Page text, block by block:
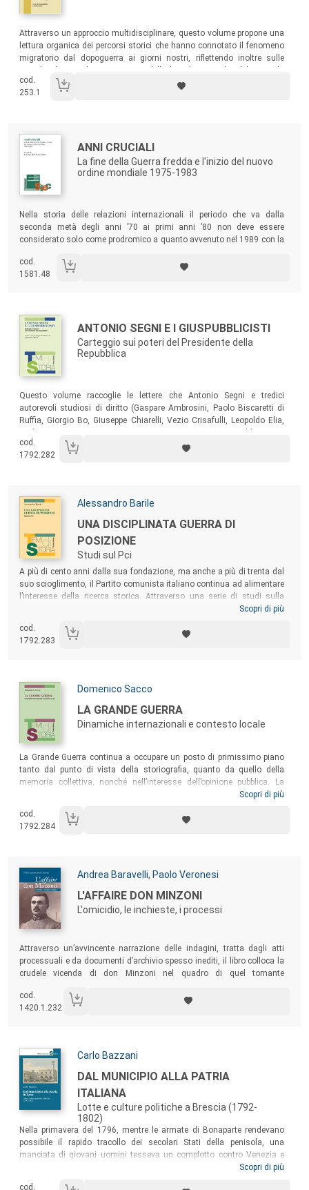
Attraverso un approccio multidisciplinare, questo volume propone una
lettura organica dei percorsi storici che hanno connotato il fenomeno
migratorio dal dopoguerra ai giorni nostri, riflettendo inoltre sulle
precarietà del presente e le incertezze del futuro.
cod.
253.1
Autori:
Titolo:
ANNI CRUCIALI
La fine della Guerra fredda e l'inizio del nuovo
ordine mondiale 1975-1983
Nella storia delle relazioni internazionali il periodo che va dalla
seconda metà degli anni ’70 ai primi anni ’80 non deve essere
considerato solo come prodromico a quanto avvenuto nel 1989 con la
saggi, autorevoli studiosi sono stati chiamati a esaminare, nei
rispettivi campi d’analisi, quanto accaduto in quel decennio, inserendo
cod.
1581.48
Autori:
Titolo:
ANTONIO SEGNI E I GIUSPUBBLICISTI
Carteggio sui poteri del Presidente della
Repubblica
Questo volume raccoglie le lettere che Antonio Segni e tredici
autorevoli studiosi di diritto (Gaspare Ambrosini, Paolo Biscaretti di
Ruffia, Giorgio Bo, Giuseppe Chiarelli, Vezio Crisafulli, Leopoldo Elia,
Costantino Mortati, Meuccio Ruini e Aldo Sandulli) si scambiarono
durante il 1956 e poi dal 1962 al 1964 sui poteri e sui limiti del
cod.
1792.282
Autori:
Alessandro Barile
Titolo:
UNA DISCIPLINATA GUERRA DI
POSIZIONE
Studi sul Pci
Sommario:
A più di cento anni dalla sua fondazione, ma anche a più di trenta dal
suo scioglimento, il Partito comunista italiano continua ad alimentare
l’interesse della ricerca storica. Attraverso una serie di studi sulla
cultura politica del partito e dell’intreccio con la sua politica culturale, il
nuovo togliattiano andò edificando nel trentennio successivo alla
Liberazione, fino a quando – cioè – le molteplici contraddizioni
Scopri di più
cod.
1792.283
Autori:
Domenico Sacco
Titolo:
LA GRANDE GUERRA
Dinamiche internazionali e contesto locale
Sommario:
La Grande Guerra continua a occupare un posto di primissimo piano
tanto dal punto di vista della storiografia, quanto da quello della
memoria collettiva, nonché nell’interesse dell’opinione pubblica. La
ricorrenza del centenario, una decina di anni fa, ha poi contribuito a
ricerca e di iniziative editoriali di carattere nazionale e internazionale
ha portato importanti novità nel dibattito, nella scelta delle chiavi di
Scopri di più
cod.
1792.284
Autori:
Andrea Baravelli, Paolo Veronesi
Titolo:
L'AFFAIRE DON MINZONI
L'omicidio, le inchieste, i processi
Attraverso un’avvincente narrazione delle indagini, tratta dagli atti
processuali e da documenti d’archivio spesso inediti, il libro colloca la
crudele vicenda di don Minzoni nel quadro di quel tornante
cod.
1420.1.232
Autori:
Carlo Bazzani
Titolo:
DAL MUNICIPIO ALLA PATRIA
ITALIANA
Lotte e culture politiche a Brescia (1792-
1802)
Sommario:
Nella primavera del 1796, mentre le armate di Bonaparte rendevano
possibile il rapido tracollo dei secolari Stati della penisola, una
manciata di giovani uomini tesseva un complotto contro Venezia e
metteva fine alla sua dominazione sul territorio bresciano. Attraverso
Scopri di più
cod.